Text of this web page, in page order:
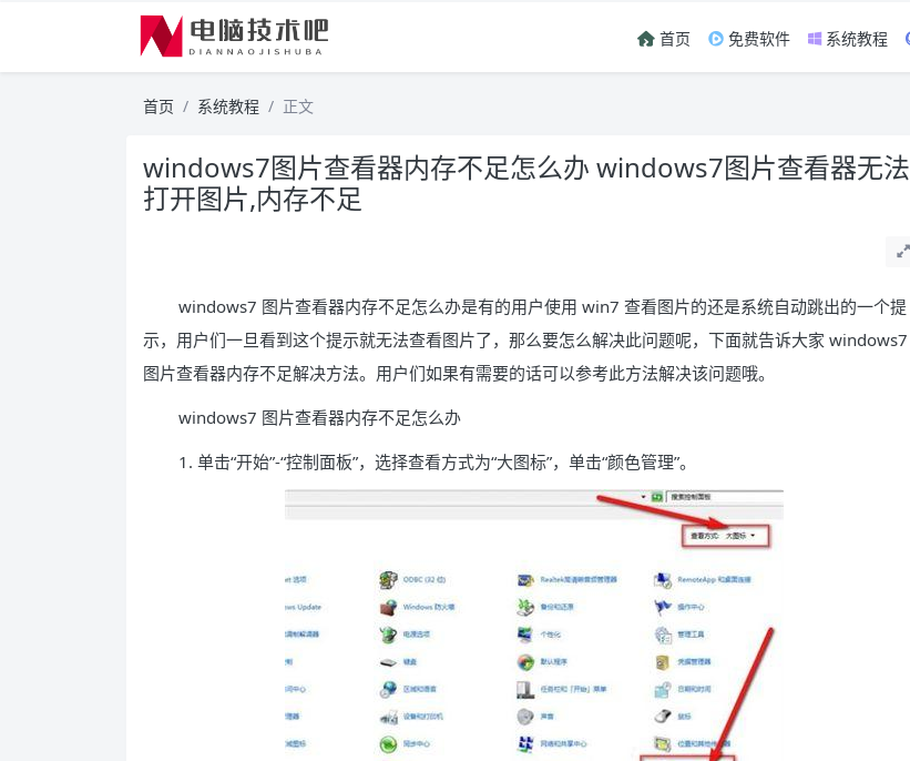
首页 免费软件 系统教程
首页 系统教程 正文
windows7图片查看器内存不足怎么办 windows7图片查看器无法
打开图片,内存不足
windows7 图片查看器内存不足怎么办是有的用户使用 win7 查看图片的还是系统自动跳出的一个提
示，用户们一旦看到这个提示就无法查看图片了，那么要怎么解决此问题呢，下面就告诉大家 windows7
图片查看器内存不足解决方法。用户们如果有需要的话可以参考此方法解决该问题哦。
windows7 图片查看器内存不足怎么办
1. 单击“开始”-“控制面板”，选择查看方式为“大图标”，单击“颜色管理”。